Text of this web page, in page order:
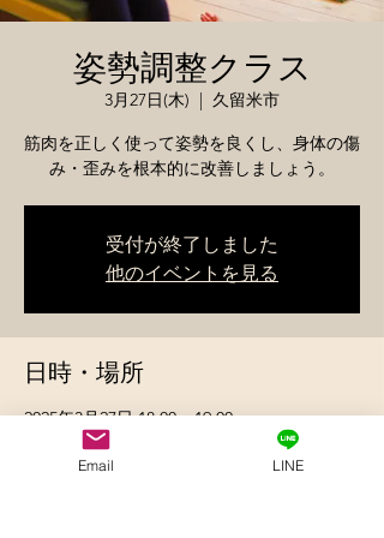
姿勢調整クラス
3月27日(木)
  |
久留米市
筋肉を正しく使って姿勢を良くし、身体の傷
み・歪みを根本的に改善しましょう。
受付が終了しました
他のイベントを見る
日時・場所
2025年3月27日 18:00 – 19:00
久留米市, 日本、〒830-0032 福岡県久留米市
Email LINE